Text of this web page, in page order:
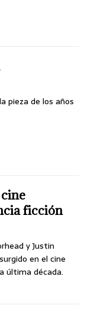
pieza de los años
ficción
y Justin
en el cine
última década.